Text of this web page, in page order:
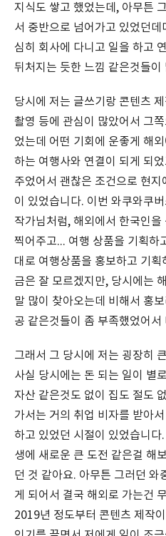
지식도 쌓고 했었는데, 아무튼
서 중반으로 넘어가고 있었던
심히 회사에 다니고 일을 하고
뒤처지는 듯한 느낌 같은것들
당시에 저는 글쓰기랑 콘텐츠
촬영 등에 관심이 많았어서 그
었는데 어떤 기회에 운좋게 해
하는 여행사와 연결이 되게 되
주었어서 괜찮은 조건으로 현
이 있었습니다. 이번 와쿠와쿠
작가님처럼, 해외에서 한국인
찍어주고... 여행 상품을 기획하
대로 여행상품을 홍보하고 기획
금은 잘 모르겠지만, 당시에는
말 많이 찾아오는데 비해서 홍
공 같은것들이 좀 부족했었어서
그래서 그 당시에 저는 굉장히
사실 당시에는 돈 되는 일이 별
자산 같은것도 없이 집도 절도
가서는 거의 취업 비자를 받아
하고 있었던 시절이 있었습니
생에 새로운 큰 도전 같은걸 해
던 것 같아요. 아무튼 그러던 와
게 되어서 결국 해외로 가는건
2019년 정도부터 콘텐츠 제작